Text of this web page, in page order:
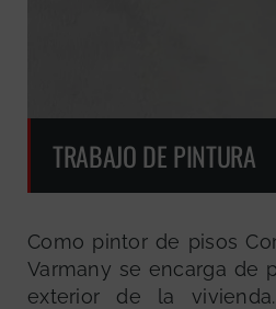
TRABAJO DE PINTURA
Como pintor de pisos
Varmany se encarga de
exterior de la